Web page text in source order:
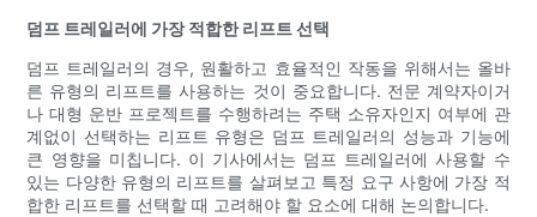
덤프 트레일러에 가장 적합한 리프트 선택
덤프 트레일러의 경우, 원활하고 효율적인 작동을 위해서는 올바
른 유형의 리프트를 사용하는 것이 중요합니다. 전문 계약자이거
나 대형 운반 프로젝트를 수행하려는 주택 소유자인지 여부에 관
계없이 선택하는 리프트 유형은 덤프 트레일러의 성능과 기능에
큰 영향을 미칩니다. 이 기사에서는 덤프 트레일러에 사용할 수
있는 다양한 유형의 리프트를 살펴보고 특정 요구 사항에 가장 적
합한 리프트를 선택할 때 고려해야 할 요소에 대해 논의합니다.